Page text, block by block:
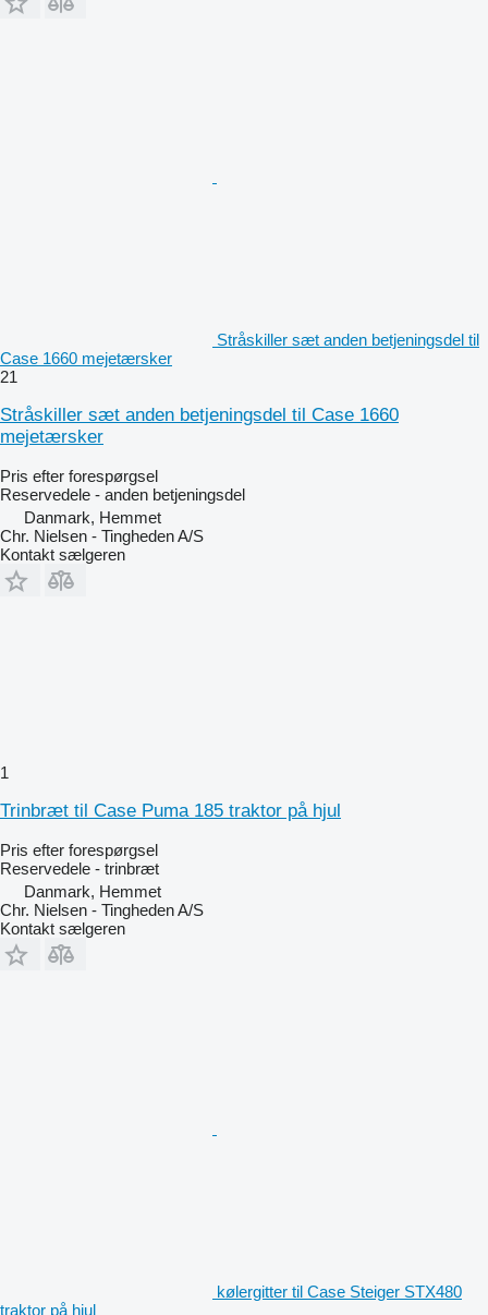
Stråskiller sæt anden betjeningsdel til
Case 1660 mejetærsker
21
Stråskiller sæt anden betjeningsdel til Case 1660
mejetærsker
Pris efter forespørgsel
Reservedele - anden betjeningsdel
Danmark, Hemmet
Chr. Nielsen - Tingheden A/S
Kontakt sælgeren
1
Trinbræt til Case Puma 185 traktor på hjul
Pris efter forespørgsel
Reservedele - trinbræt
Danmark, Hemmet
Chr. Nielsen - Tingheden A/S
Kontakt sælgeren
kølergitter til Case Steiger STX480
traktor på hjul